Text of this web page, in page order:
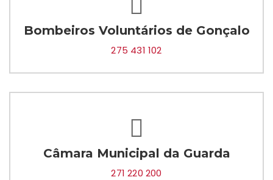
Bombeiros Voluntários de Gonçalo
275 431 102
Câmara Municipal da Guarda
271 220 200